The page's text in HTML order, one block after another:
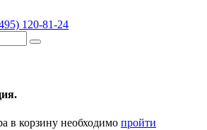
120-81-24
в корзину необходимо пройти